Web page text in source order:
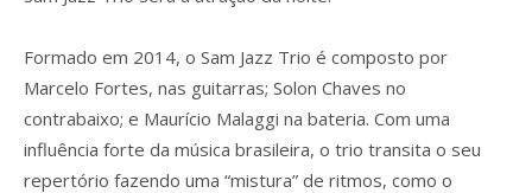
Formado em 2014, o Sam Jazz Trio é composto por
Marcelo Fortes, nas guitarras; Solon Chaves no
contrabaixo; e Maurício Malaggi na bateria. Com uma
influência forte da música brasileira, o trio transita o seu
repertório fazendo uma “mistura” de ritmos, como o